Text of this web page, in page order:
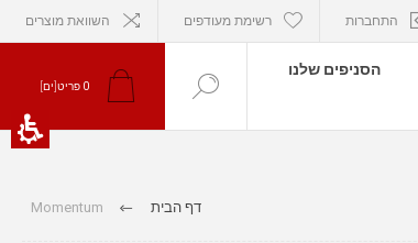
התחברות רשימת מעודפים השוואת מוצרים
הסניפים שלנו
0 פריט[ים]
דף הבית Momentum